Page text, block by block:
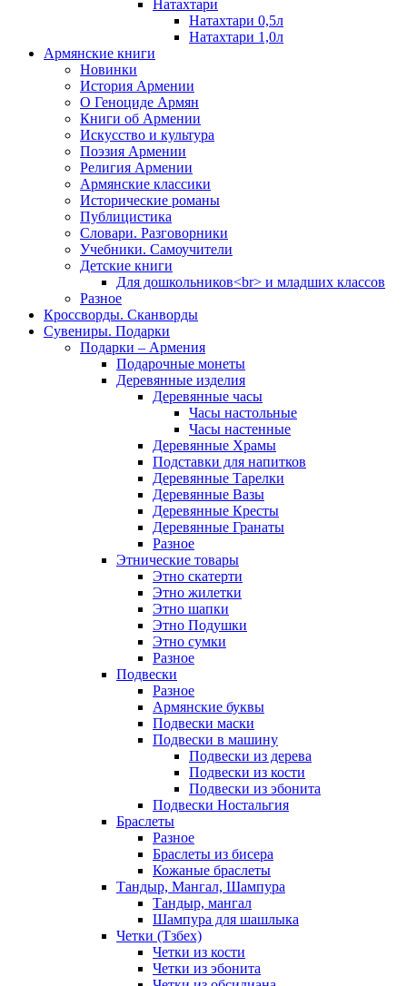
Натахтари
Натахтари 0,5л
Натахтари 1,0л
Армянские книги
Новинки
История Армении
О Геноциде Армян
Книги об Армении
Иcкусство и культура
Поэзия Армении
Религия Армении
Армянские классики
Исторические романы
Публицистика
Словари. Разговорники
Учебники. Самоучители
Детские книги
Для дошкольников<br> и младших классов
Разное
Кроссворды. Сканворды
Сувениры. Подарки
Подарки – Армения
Подарочные монеты
Деревянные изделия
Деревянные часы
Часы настольные
Часы настенные
Деревянные Храмы
Подставки для напитков
Деревянные Тарелки
Деревянные Вазы
Деревянные Кресты
Деревянные Гранаты
Разное
Этнические товары
Этно скатерти
Этно жилетки
Этно шапки
Этно Подушки
Этно сумки
Разное
Подвески
Разное
Армянские буквы
Подвески маски
Подвески в машину
Подвески из дерева
Подвески из кости
Подвески из эбонита
Подвески Ностальгия
Браслеты
Разное
Браслеты из бисера
Кожаные браслеты
Тандыр, Мангал, Шампура
Тандыр, мангал
Шампура для шашлыка
Четки (Тзбех)
Четки из кости
Четки из эбонита